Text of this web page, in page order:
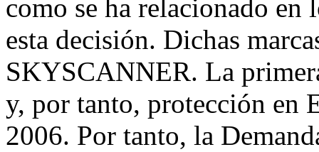
como se ha relacionado en
esta decisión. Dichas
SKYSCANNER. La
y, por tanto, protección en
2006. Por tanto, la